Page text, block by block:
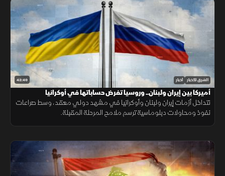
43:49 الشرق للأخبار أخبار
أميركا بين إيران ولبنان.. وروسيا تفرض حساباتها في أوكرانيا
تتداخل أزمات إيران ولبنان وأوكرانيا في مشهد دولي معقد، وسط صراعات
نفوذ ومحاولات دبلوماسية ترسم ملامح المرحلة المقبلة.